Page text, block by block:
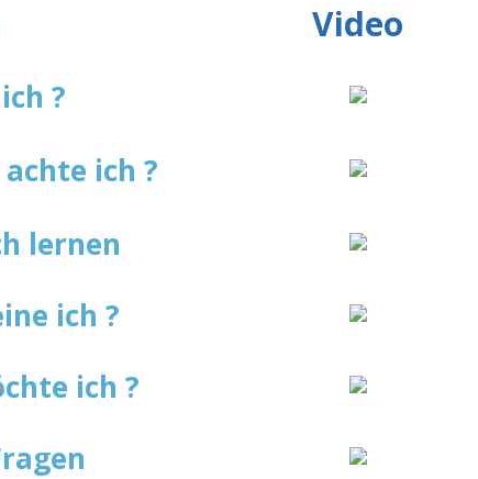
Video
?
achte ich ?
lernen
ich ?
ich ?